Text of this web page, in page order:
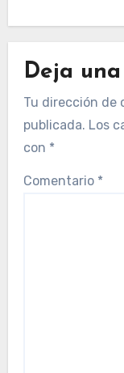
Deja
Tu dirección de
publicada. Los
con *
Comentario *